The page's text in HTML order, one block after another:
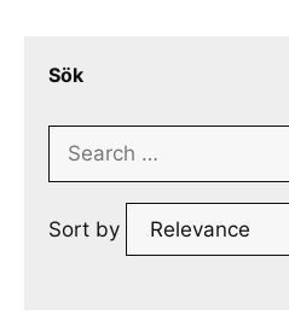
Sök
Search
Sort by